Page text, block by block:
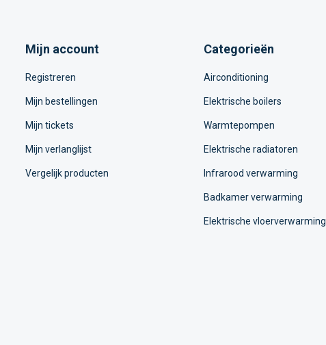
Mijn account
Registreren
Mijn bestellingen
Mijn tickets
Mijn verlanglijst
Vergelijk producten
Categorieën
Airconditioning
Elektrische boilers
Warmtepompen
Elektrische radiatoren
Infrarood verwarming
Badkamer verwarming
Elektrische vloerverwarming